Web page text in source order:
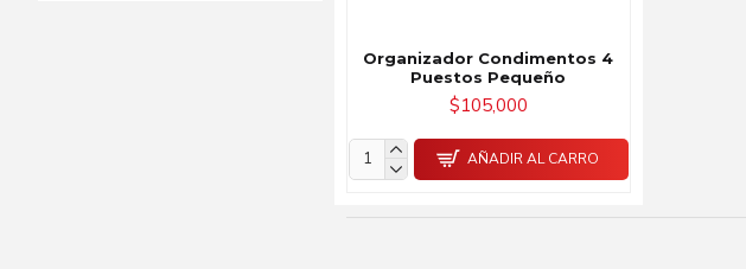
Organizador Condimentos 4
Puestos Pequeño
$105,000
AÑADIR AL CARRO